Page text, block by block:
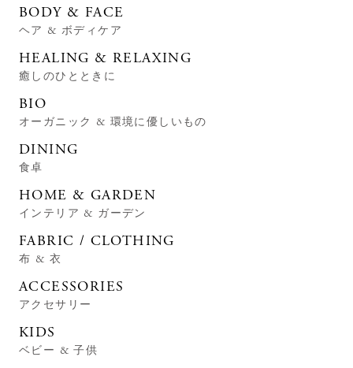
BODY & FACE
ヘア & ボディケア
HEALING & RELAXING
癒しのひとときに
BIO
オーガニック & 環境に優しいもの
DINING
食卓
HOME & GARDEN
インテリア & ガーデン
FABRIC / CLOTHING
布 & 衣
ACCESSORIES
アクセサリー
KIDS
ベビー & 子供